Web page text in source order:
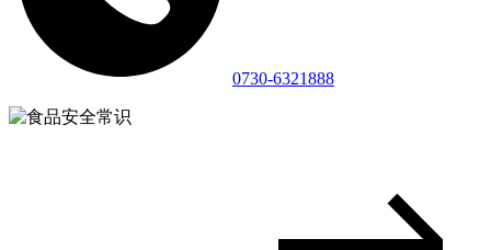
0730-6321888